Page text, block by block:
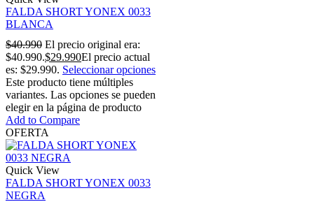
FALDA SHORT YONEX 0033
BLANCA
$40.990 El precio original era:
$40.990.$29.990El precio actual
es: $29.990. Seleccionar opciones
Este producto tiene múltiples
variantes. Las opciones se pueden
elegir en la página de producto
Add to Compare
OFERTA
Quick View
FALDA SHORT YONEX 0033
NEGRA